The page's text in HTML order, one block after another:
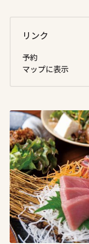
リンク
予約
マップに表示